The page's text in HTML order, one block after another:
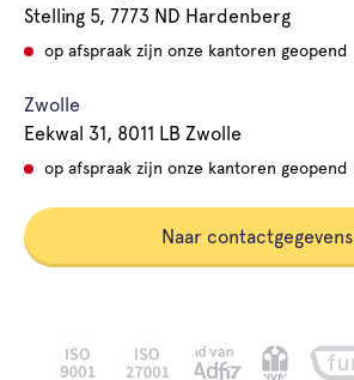
Stelling 5, 7773 ND Hardenberg
op afspraak zijn onze kantoren geopend
Zwolle
Eekwal 31, 8011 LB Zwolle
op afspraak zijn onze kantoren geopend
Naar contactgegevens